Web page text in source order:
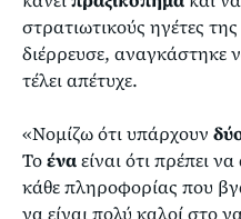
στρατιωτικούς ηγέτες
διέρρευσε, αναγκάστηκε
τέλει απέτυχε.
«Νομίζω ότι υπάρχουν
Τοέναείναι ότι πρέπει
κάθε πληροφορίας που
να είναι πολύ καλοί στο